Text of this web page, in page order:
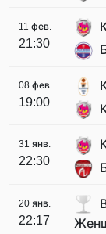
11 фев.
21:30
08 фев.
19:00
31 янв.
22:30
20 янв.
22:17